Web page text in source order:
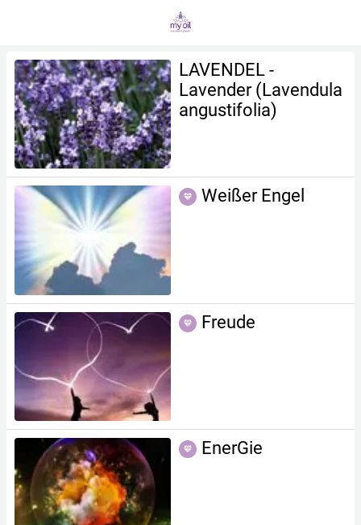
LAVENDEL -
Lavender (Lavendula
angustifolia)
Weißer Engel
Freude
EnerGie